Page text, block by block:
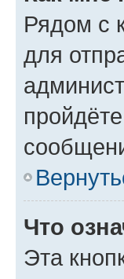
Рядом с
для
Что
Эта